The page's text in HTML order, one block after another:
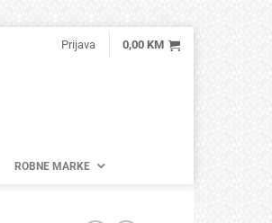
Prijava 0,00 KM
ROBNE MARKE